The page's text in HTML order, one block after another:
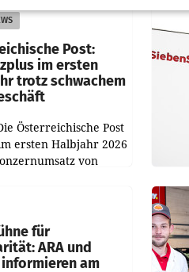
Post:
im ersten
trotz schwachem
Österreichische Post
ersten Halbjahr 2026
von
was einem Plus
gegenüber
für
ARA und
am